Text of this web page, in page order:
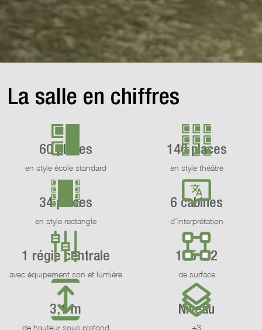
La salle en chiffres
60 places
en style école standard
140 places
en style théâtre
34 places
en style rectangle
6 cabines
d'interprétation
1 régie centrale
avec équipement son et lumière
155 m2
de surface
3,1 m
de hauteur sous plafond
Niveau
+3